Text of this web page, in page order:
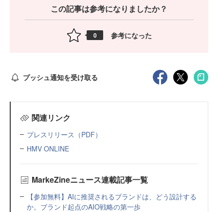
この記事は参考になりましたか？
0 参考になった
プッシュ通知を受け取る
関連リンク
プレスリリース（PDF）
HMV ONLINE
MarkeZineニュース連載記事一覧
【参加無料】AIに推奨されるブランドは、どう設計する
か。ブランド起点のAIO戦略の第一歩